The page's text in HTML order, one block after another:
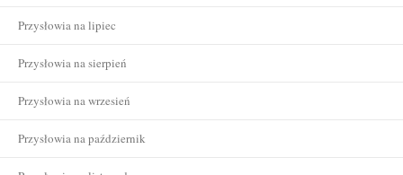
Przysłowia na lipiec
Przysłowia na sierpień
Przysłowia na wrzesień
Przysłowia na październik